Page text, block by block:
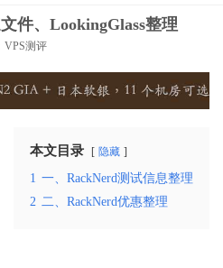
件、LookingGlass整理
VPS测评
本文目录 隐藏
1 一、RackNerd测试信息整理
2 二、RackNerd优惠整理